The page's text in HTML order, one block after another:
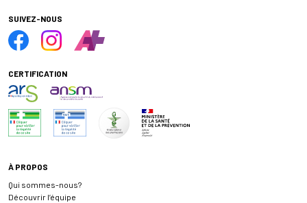
SUIVEZ-NOUS
CERTIFICATION
À PROPOS
Qui sommes-nous?
Découvrir l’équipe